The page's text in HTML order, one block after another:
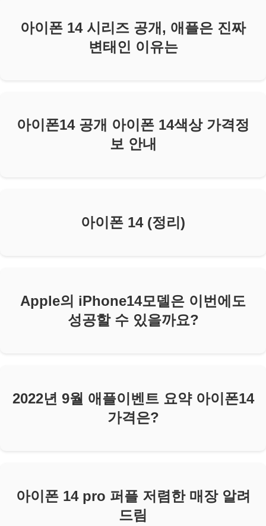
아이폰 14 시리즈 공개, 애플은 진짜
변태인 이유는
아이폰14 공개 아이폰 14색상 가격정
보 안내
아이폰 14 (정리)
Apple의 iPhone14모델은 이번에도
성공할 수 있을까요?
2022년 9월 애플이벤트 요약 아이폰14
가격은?
아이폰 14 pro 퍼플 저렴한 매장 알려
드림